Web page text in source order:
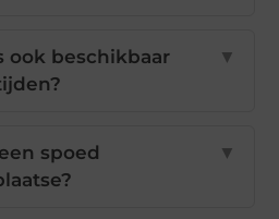
ook beschikbaar
▼
spoed
▼